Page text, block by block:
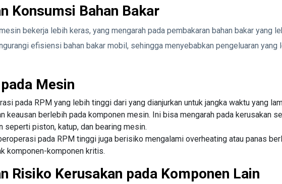
Konsumsi Bahan Bakar
bekerja lebih keras, yang mengarah pada pembakaran bahan bakar yang
efisiensi bahan bakar mobil, sehingga menyebabkan pengeluaran yang
Mesin
pada RPM yang lebih tinggi dari yang dianjurkan untuk jangka waktu yang
keausan berlebih pada komponen mesin. Ini bisa mengarah pada kerusakan
seperti piston, katup, dan bearing mesin.
pada RPM tinggi juga berisiko mengalami overheating atau panas
komponen-komponen kritis.
Risiko Kerusakan pada Komponen Lain